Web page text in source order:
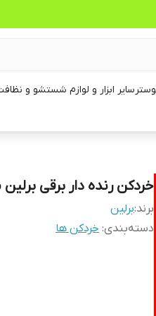
سایر ابزار و لوازم شستشو و
خردکن رنده دار برقی برلین
برند:برلین
دسته‌بندی: خردکن ها